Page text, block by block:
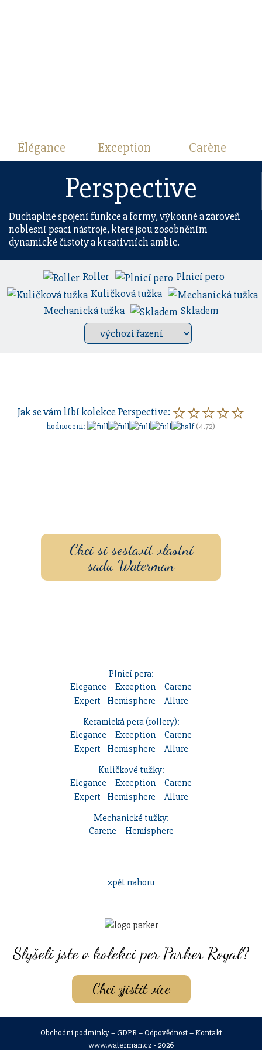
Élégance Exception Carène
Perspective
Duchaplné spojení funkce a formy, výkonné a zároveň
noblesní psací nástroje, které jsou zosobněním
dynamické čistoty a kreativních ambic.
Roller
Plnicí pero
Kuličková tužka
Mechanická tužka
Skladem
Jak se vám líbí kolekcePerspective:
hodnocení: (4.72)
Chci si sestavit vlastní
sadu Waterman
Plnicí pera:
Elegance – Exception – Carene
Expert - Hemisphere – Allure
Keramická pera (rollery):
Elegance – Exception – Carene
Expert - Hemisphere – Allure
Kuličkové tužky:
Elegance – Exception – Carene
Expert - Hemisphere – Allure
Mechanické tužky:
Carene – Hemisphere
zpět nahoru
Slyšeli jste o kolekci per Parker Royal?
Chci zjistit více
Obchodní podmínky–GDPR–Odpovědnost–Kontakt
www.waterman.cz - 2026